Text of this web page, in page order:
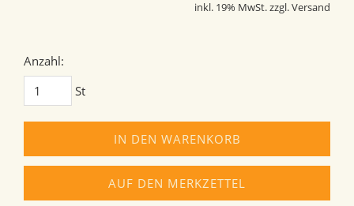
inkl. 19% MwSt. zzgl. Versand
Anzahl:
St
IN DEN WARENKORB
AUF DEN MERKZETTEL